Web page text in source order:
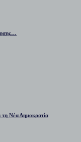
τη Νέα Δημοκρατία